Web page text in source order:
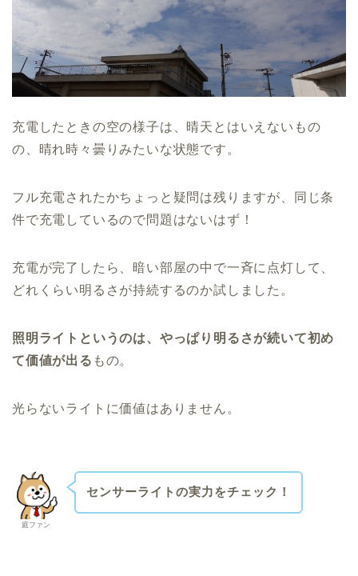
充電したときの空の様子は、晴天とはいえないもの
の、晴れ時々曇りみたいな状態です。
フル充電されたかちょっと疑問は残りますが、同じ条
件で充電しているので問題はないはず！
充電が完了したら、暗い部屋の中で一斉に点灯して、
どれくらい明るさが持続するのか試しました。
照明ライトというのは、やっぱり明るさが続いて初め
て価値が出る もの。
光らないライトに価値はありません。
庭ファン
センサーライトの実力をチェック！